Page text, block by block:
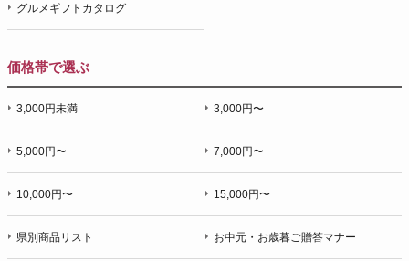
グルメギフトカタログ
価格帯で選ぶ
3,000円未満 3,000円〜
5,000円〜 7,000円〜
10,000円〜 15,000円〜
県別商品リスト お中元・お歳暮ご贈答マナー